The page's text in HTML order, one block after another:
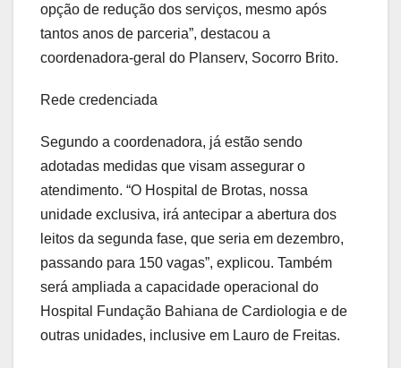
opção de redução dos serviços, mesmo após
tantos anos de parceria”, destacou a
coordenadora-geral do Planserv, Socorro Brito.
Rede credenciada
Segundo a coordenadora, já estão sendo
adotadas medidas que visam assegurar o
atendimento. “O Hospital de Brotas, nossa
unidade exclusiva, irá antecipar a abertura dos
leitos da segunda fase, que seria em dezembro,
passando para 150 vagas”, explicou. Também
será ampliada a capacidade operacional do
Hospital Fundação Bahiana de Cardiologia e de
outras unidades, inclusive em Lauro de Freitas.